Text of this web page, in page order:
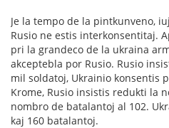
Je la tempo de la pintkunveno,
Rusio ne estis interkonsentitaj.
pri la grandeco de la ukraina
akceptebla por Rusio. Rusio
mil soldatoj, Ukrainio konsentis
Krome, Rusio insistis redukti la
nombro de batalantoj al 102.
kaj 160 batalantoj.